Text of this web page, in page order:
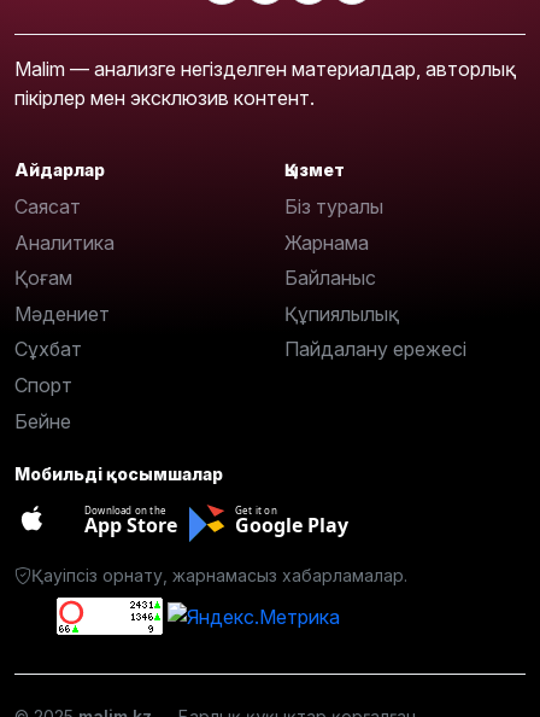
Malim — анализге негізделген материалдар, авторлық
пікірлер мен эксклюзив контент.
Айдарлар
Саясат
Аналитика
Қоғам
Мәдениет
Сұхбат
Спорт
Бейне
Қызмет
Біз туралы
Жарнама
Байланыс
Құпиялылық
Пайдалану ережесі
Мобильді қосымшалар
Download on the
App Store
Get it on
Google Play
Қауіпсіз орнату, жарнамасыз хабарламалар.